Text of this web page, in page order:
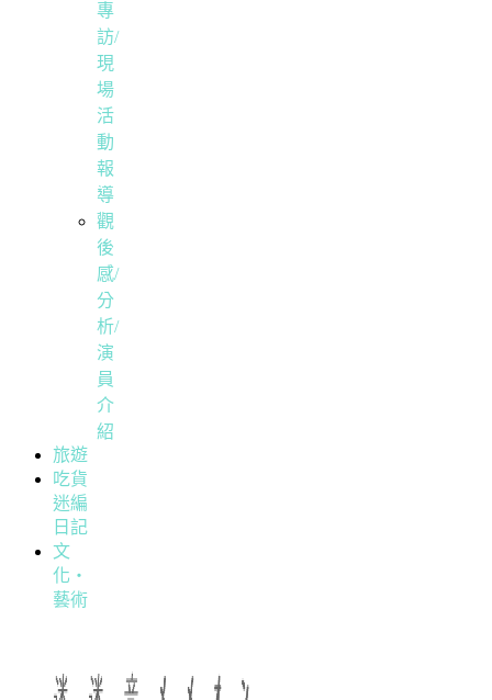
專
訪/
現
場
活
動
報
導
觀
後
感/
分
析/
演
員
介
紹
旅遊
吃貨
迷編
日記
文
化・
藝術